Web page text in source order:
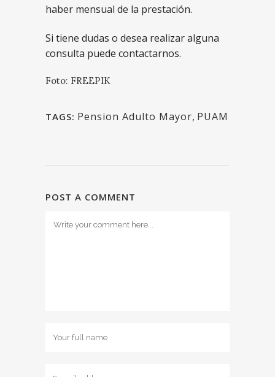
haber mensual de la prestación.
Si tiene dudas o desea realizar alguna
consulta puede contactarnos.
Foto: FREEPIK
TAGS: Pension Adulto Mayor, PUAM
POST A COMMENT